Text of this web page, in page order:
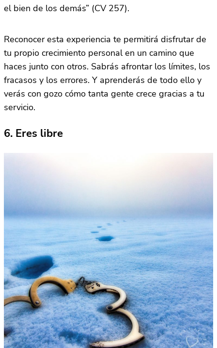
el bien de los demás” (CV 257).
Reconocer esta experiencia te permitirá disfrutar de
tu propio crecimiento personal en un camino que
haces junto con otros. Sabrás afrontar los límites, los
fracasos y los errores. Y aprenderás de todo ello y
verás con gozo cómo tanta gente crece gracias a tu
servicio.
6. Eres libre